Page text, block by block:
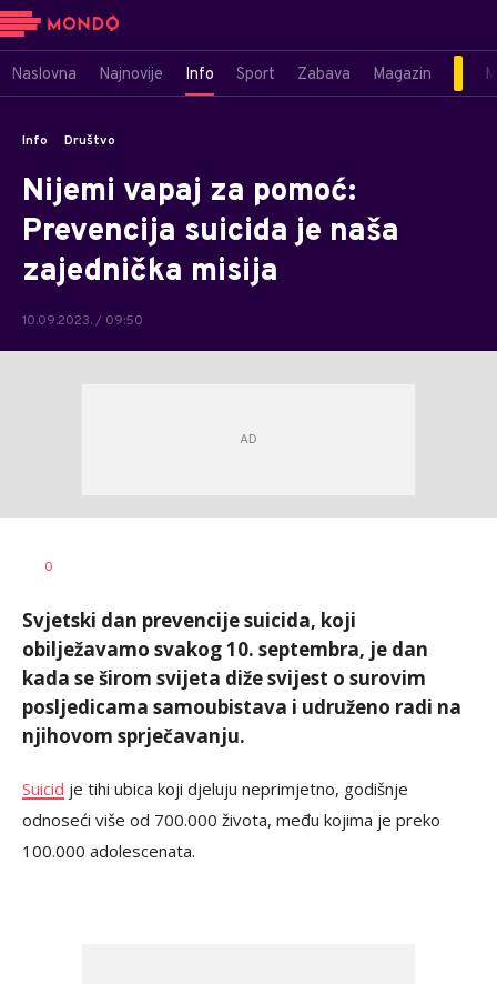
Naslovna Najnovije Info Sport Zabava Magazin
Info Društvo
Nijemi vapaj za pomoć:
Prevencija suicida je naša
zajednička misija
10.09.2023. / 09:50
AUTOR
0
Svjetski dan prevencije suicida, koji
obilježavamo svakog 10. septembra, je dan
kada se širom svijeta diže svijest o surovim
posljedicama samoubistava i udruženo radi na
njihovom sprječavanju.
Suicid je tihi ubica koji djeluju neprimjetno, godišnje
odnoseći više od 700.000 života, među kojima je preko
100.000 adolescenata.